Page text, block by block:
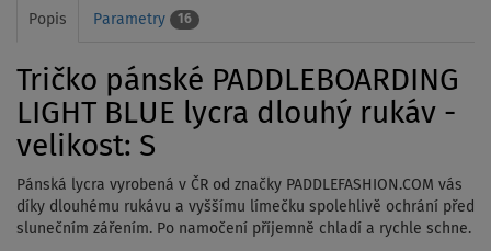
Popis Parametry 16
Tričko pánské PADDLEBOARDING
LIGHT BLUE lycra dlouhý rukáv -
velikost: S
Pánská lycra vyrobená v ČR od značky PADDLEFASHION.COM vás
díky dlouhému rukávu a vyššímu límečku spolehlivě ochrání před
slunečním zářením. Po namočení příjemně chladí a rychle schne.